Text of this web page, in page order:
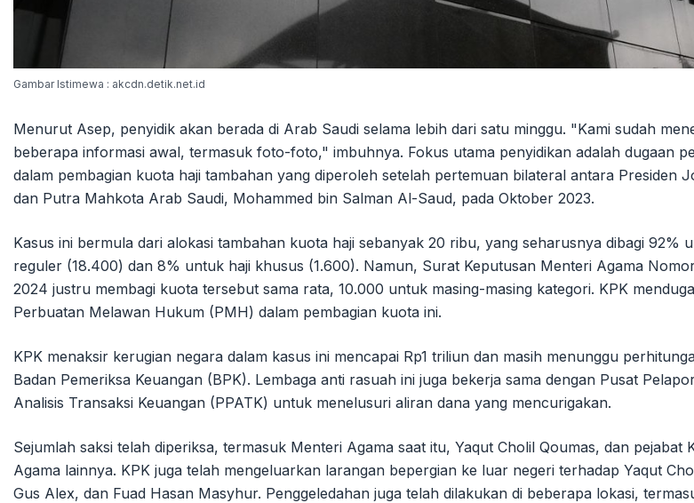
Gambar Istimewa : akcdn.detik.net.id
Menurut Asep, penyidik akan berada di Arab Saudi selama lebih dari satu minggu. "Kami sudah
beberapa informasi awal, termasuk foto-foto," imbuhnya. Fokus utama penyidikan adalah dugaan
dalam pembagian kuota haji tambahan yang diperoleh setelah pertemuan bilateral antara Presiden
dan Putra Mahkota Arab Saudi, Mohammed bin Salman Al-Saud, pada Oktober 2023.
Kasus ini bermula dari alokasi tambahan kuota haji sebanyak 20 ribu, yang seharusnya dibagi 92%
reguler (18.400) dan 8% untuk haji khusus (1.600). Namun, Surat Keputusan Menteri Agama
2024 justru membagi kuota tersebut sama rata, 10.000 untuk masing-masing kategori. KPK
Perbuatan Melawan Hukum (PMH) dalam pembagian kuota ini.
KPK menaksir kerugian negara dalam kasus ini mencapai Rp1 triliun dan masih menunggu
Badan Pemeriksa Keuangan (BPK). Lembaga anti rasuah ini juga bekerja sama dengan Pusat
Analisis Transaksi Keuangan (PPATK) untuk menelusuri aliran dana yang mencurigakan.
Sejumlah saksi telah diperiksa, termasuk Menteri Agama saat itu, Yaqut Cholil Qoumas, dan pejabat
Agama lainnya. KPK juga telah mengeluarkan larangan bepergian ke luar negeri terhadap Yaqut
Gus Alex, dan Fuad Hasan Masyhur. Penggeledahan juga telah dilakukan di beberapa lokasi,